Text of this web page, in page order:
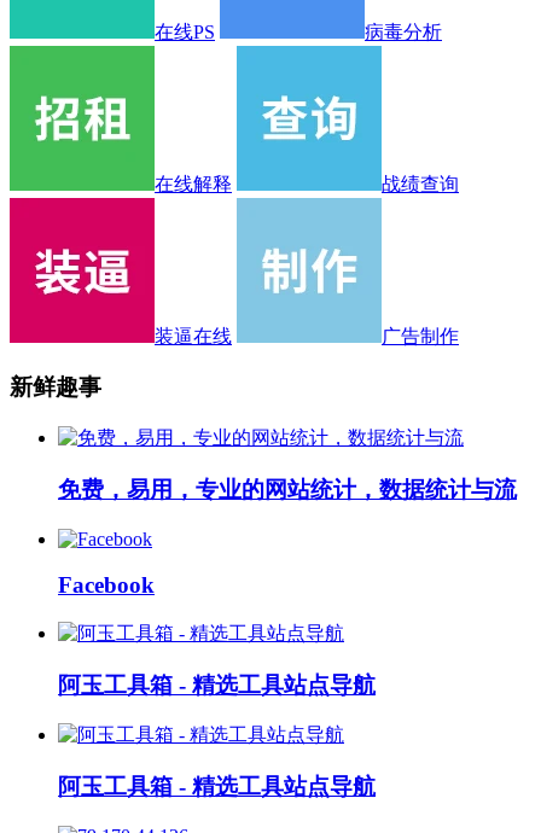
在线PS 病毒分析
在线解释 战绩查询
装逼在线 广告制作
新鲜趣事
免费，易用，专业的网站统计，数据统计与流
Facebook
阿玉工具箱 - 精选工具站点导航
阿玉工具箱 - 精选工具站点导航